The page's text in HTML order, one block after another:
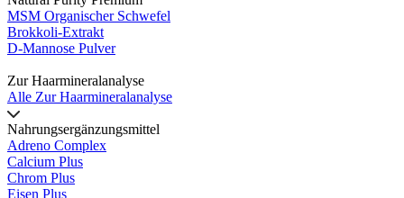
MSM Organischer Schwefel
Brokkoli-Extrakt
D-Mannose Pulver
Zur Haarmineralanalyse
Alle Zur Haarmineralanalyse
Nahrungsergänzungsmittel
Adreno Complex
Calcium Plus
Chrom Plus
Eisen Plus